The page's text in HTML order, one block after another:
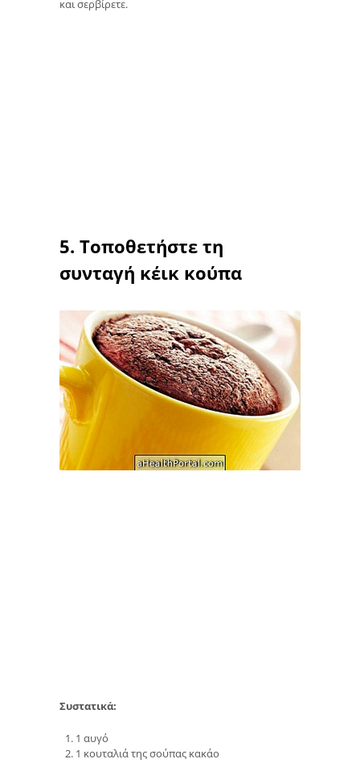
και σερβίρετε.
5. Τοποθετήστε τη
συνταγή κέικ κούπα
Συστατικά:
1 αυγό
1 κουταλιά της σούπας κακάο